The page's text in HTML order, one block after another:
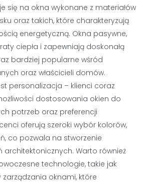
się na okna wykonane z materiałów
oraz takich, które charakteryzują
energetyczną. Okna pasywne,
ciepła i zapewniają doskonałą
bardziej popularne wśród
oraz właścicieli domów.
personalizacja – klienci coraz
dostosowania okien do
potrzeb oraz preferencji
oferują szeroki wybór kolorów,
co pozwala na stworzenie
architektonicznych. Warto również
technologie, takie jak
oknami, które